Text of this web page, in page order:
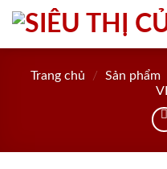
Skip
content
Trang chủ / Sản phẩm